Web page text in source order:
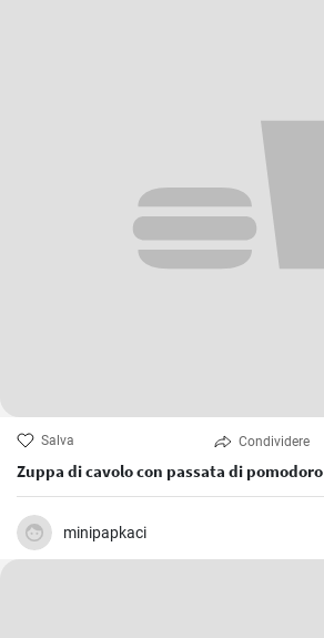
Salva Condividere
Zuppa di cavolo con passata di pomodoro
minipapkaci